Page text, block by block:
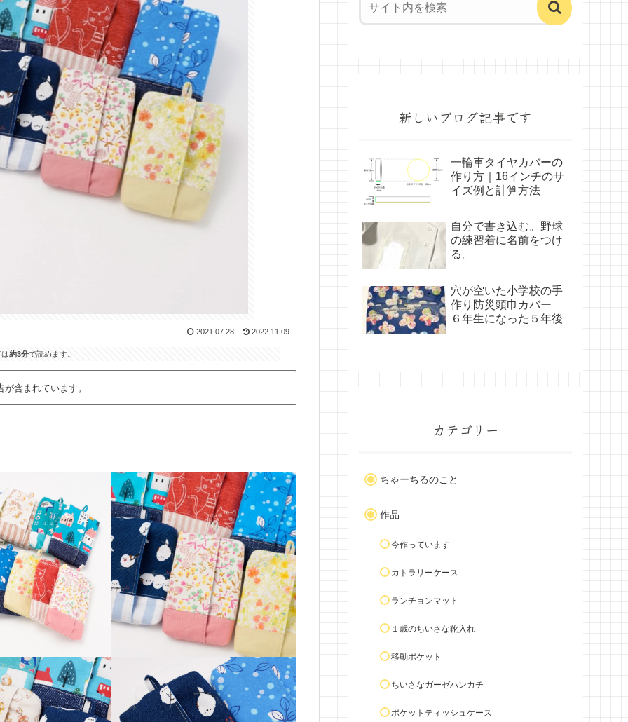
2021.07.28 2022.11.09
約3分で読めます。
含まれています。
新しいブログ記事です
一輪車タイヤカバーの
作り方｜16インチのサ
イズ例と計算方法
自分で書き込む。野球
の練習着に名前をつけ
る。
穴が空いた小学校の手
作り防災頭巾カバー
６年生になった５年後
カテゴリー
ちゃーちるのこと
作品
今作っています
カトラリーケース
ランチョンマット
１歳のちいさな靴入れ
移動ポケット
ちいさなガーゼハンカチ
ポケットティッシュケース